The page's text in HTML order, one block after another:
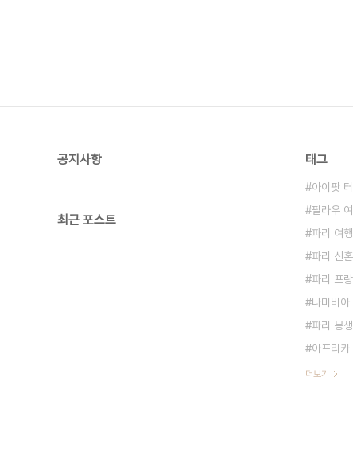
공지사항
최근 포스트
태그
아이팟 터
팔라우
파리 여행
파리 신
파리 프
나미비아
파리 몽
아프리
더보기